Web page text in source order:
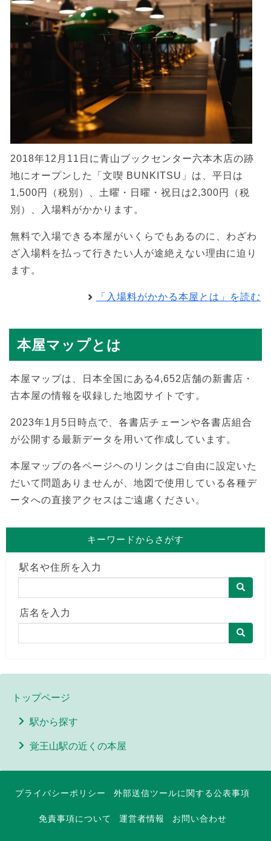
2018年12月11日に青山ブックセンター六本木店の跡
地にオープンした「文喫 BUNKITSU」は、平日は
1,500円（税別）、土曜・日曜・祝日は2,300円（税
別）、入場料がかかります。
無料で入場できる本屋がいくらでもあるのに、わざわ
ざ入場料を払って行きたい人が途絶えない理由に迫り
ます。
「入場料がかかる本屋とは」を読む
本屋マップとは
本屋マップは、日本全国にある4,652店舗の新書店・
古本屋の情報を収録した地図サイトです。
2023年1月5日時点で、各書店チェーンや各書店組合
が公開する最新データを用いて作成しています。
本屋マップの各ページヘのリンクはご自由に設定いた
だいて問題ありませんが、地図で使用している各種デ
ータへの直接アクセスはご遠慮ください。
キーワードからさがす
駅名や住所を入力
店名を入力
トップページ
駅から探す
覚王山駅の近くの本屋
プライバシーポリシー 外部送信ツールに関する公表事項
免責事項について 運営者情報 お問い合わせ